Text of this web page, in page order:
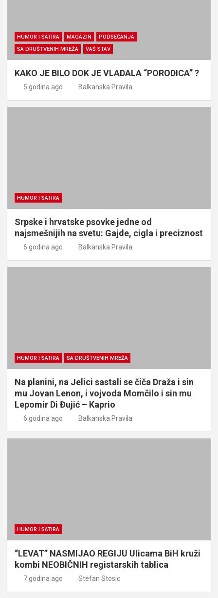
HUMOR I SATIRA MAGAZIN
PODSEĆANJA
SA DRUŠTVENIH MREŽA
VAŠ STAV
KAKO JE BILO DOK JE VLADALA “PORODICA” ?
5 godina ago Balkanska Pravila
HUMOR I SATIRA
Srpske i hrvatske psovke jedne od
najsmešnijih na svetu: Gajde, cigla i preciznost
6 godina ago Balkanska Pravila
HUMOR I SATIRA SA DRUŠTVENIH MREŽA
Na planini, na Jelici sastali se čiča Draža i sin
mu Jovan Lenon, i vojvoda Momčilo i sin mu
Lepomir Di Đujić – Kaprio
6 godina ago Balkanska Pravila
HUMOR I SATIRA
“LEVAT” NASMIJAO REGIJU Ulicama BiH kruži
kombi NEOBIČNIH registarskih tablica
7 godina ago Stefan Stosic